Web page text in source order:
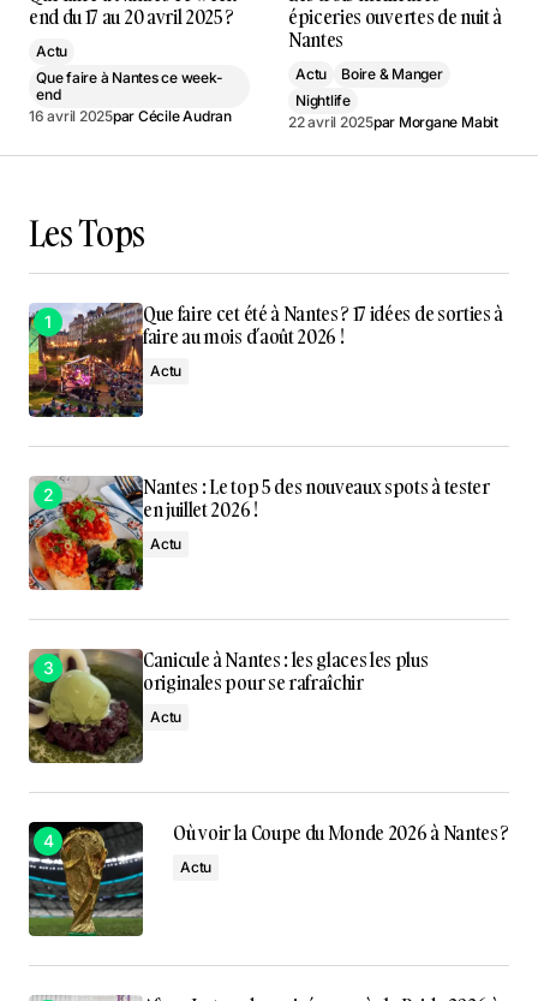
end du 17 au 20 avril 2025 ?
Actu
Que faire à Nantes ce week-
end
16 avril 2025par Cécile Audran
épiceries ouvertes de nuit à
Nantes
Actu
Boire & Manger
Nightlife
22 avril 2025par Morgane Mabit
Les Tops
Que faire cet été à Nantes ? 17 idées de sorties à
faire au mois d’août 2026 !
Actu
Nantes : Le top 5 des nouveaux spots à tester
en juillet 2026 !
Actu
Canicule à Nantes : les glaces les plus
originales pour se rafraîchir
Actu
Où voir la Coupe du Monde 2026 à Nantes ?
Actu